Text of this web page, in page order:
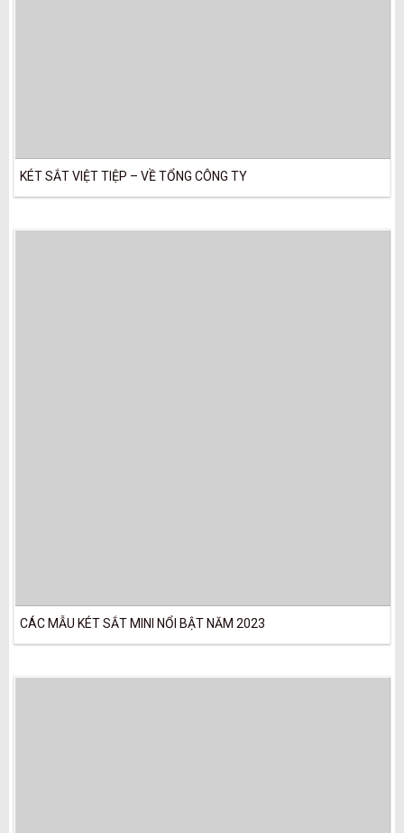
KÉT SẮT VIỆT TIỆP – VỀ TỔNG CÔNG TY
CÁC MẪU KÉT SẮT MINI NỔI BẬT NĂM 2023